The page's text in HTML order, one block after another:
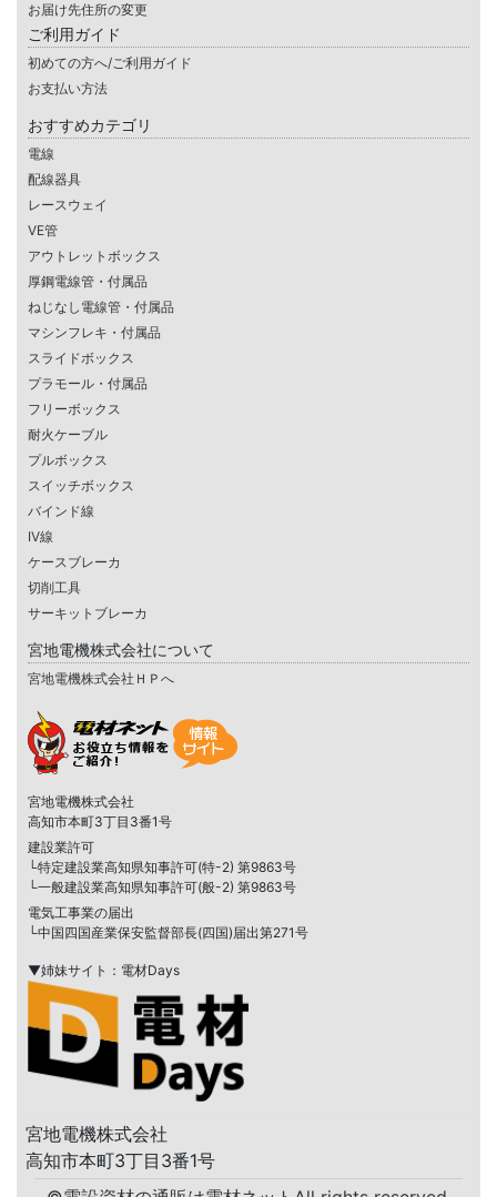
お届け先住所の変更
ご利用ガイド
初めての方へ/ご利用ガイド
お支払い方法
おすすめカテゴリ
電線
配線器具
レースウェイ
VE管
アウトレットボックス
厚鋼電線管・付属品
ねじなし電線管・付属品
マシンフレキ・付属品
スライドボックス
プラモール・付属品
フリーボックス
耐火ケーブル
プルボックス
スイッチボックス
バインド線
IV線
ケースブレーカ
切削工具
サーキットブレーカ
宮地電機株式会社について
宮地電機株式会社ＨＰへ
宮地電機株式会社
高知市本町3丁目3番1号
建設業許可
└特定建設業高知県知事許可(特-2) 第9863号
└一般建設業高知県知事許可(般-2) 第9863号
電気工事業の届出
└中国四国産業保安監督部長(四国)届出第271号
▼姉妹サイト：電材Days
宮地電機株式会社
高知市本町3丁目3番1号